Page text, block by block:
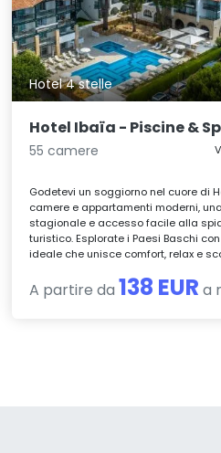
Hotel 4 stelle
Hotel Ibaïa - Piscine &
55 camere
Godetevi un soggiorno nel cuore di
camere e appartamenti moderni,
stagionale e accesso facile alla
turistico. Esplorate i Paesi Baschi
ideale che unisce comfort, relax e
A partire da 138 EUR a